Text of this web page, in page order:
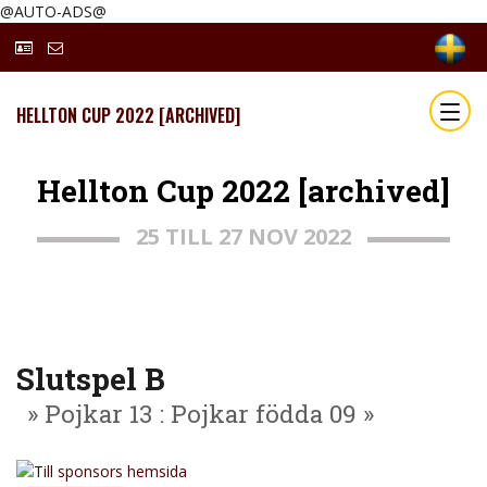
@AUTO-ADS@
HELLTON CUP 2022 [ARCHIVED]
Hellton Cup 2022 [archived]
25 TILL 27 NOV 2022
Slutspel B
» Pojkar 13 : Pojkar födda 09 »